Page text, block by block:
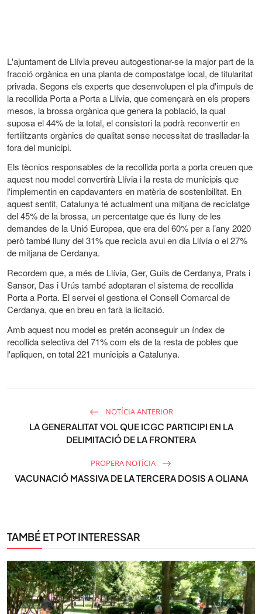
L'ajuntament de Llívia preveu autogestionar-se la major part de la
fracció orgànica en una planta de compostatge local, de titularitat
privada. Segons els experts que desenvolupen el pla d'impuls de
la recollida Porta a Porta a Llívia, que començarà en els propers
mesos, la brossa orgànica que genera la població, la qual
suposa el 44% de la total, el consistori la podrà reconvertir en
fertilitzants orgànics de qualitat sense necessitat de traslladar-la
fora del municipi.
Els tècnics responsables de la recollida porta a porta creuen que
aquest nou model convertirà Llívia i la resta de municipis que
l'implementin en capdavanters en matèria de sostenibilitat. En
aquest sentit, Catalunya té actualment una mitjana de reciclatge
del 45% de la brossa, un percentatge que és lluny de les
demandes de la Unió Europea, que era del 60% per a l’any 2020
però també lluny del 31% que recicla avui en dia Llívia o el 27%
de mitjana de Cerdanya.
Recordem que, a més de Llívia, Ger, Guils de Cerdanya, Prats i
Sansor, Das i Urús també adoptaran el sistema de recollida
Porta a Porta. El servei el gestiona el Consell Comarcal de
Cerdanya, que en breu en farà la licitació.
Amb aquest nou model es pretén aconseguir un índex de
recollida selectiva del 71% com els de la resta de pobles que
l'apliquen, en total 221 municipis a Catalunya.
NOTÍCIA ANTERIOR
LA GENERALITAT VOL QUE ICGC PARTICIPI EN LA
DELIMITACIÓ DE LA FRONTERA
PROPERA NOTÍCIA
VACUNACIÓ MASSIVA DE LA TERCERA DOSIS A OLIANA
TAMBÉ ET POT INTERESSAR